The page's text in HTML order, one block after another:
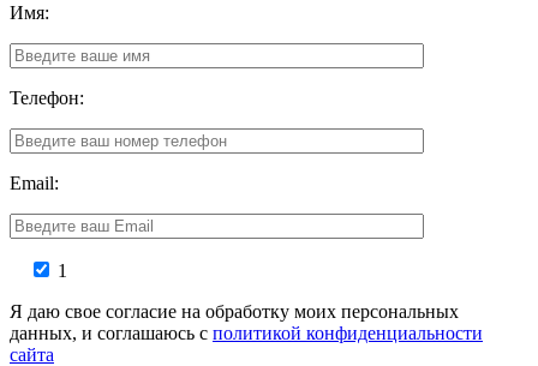
Имя:
Телефон:
Email:
1
Я даю свое согласие на обработку моих персональных
данных, и соглашаюсь с политикой конфиденциальности
сайта